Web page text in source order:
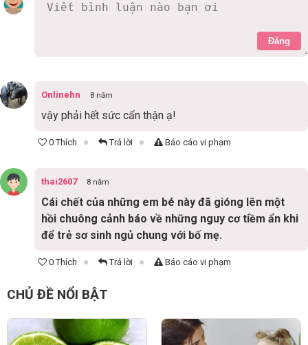
Đăng
Onlinehn 8 năm
vậy phải hết sức cẩn thận ạ!
0 Thích Trả lời Báo cáo vi phạm
thai2607 8 năm
Cái chết của những em bé này đã gióng lên một
hồi chuông cảnh báo về những nguy cơ tiềm ẩn khi
để trẻ sơ sinh ngủ chung với bố mẹ.
0 Thích Trả lời Báo cáo vi phạm
CHỦ ĐỀ NỔI BẬT